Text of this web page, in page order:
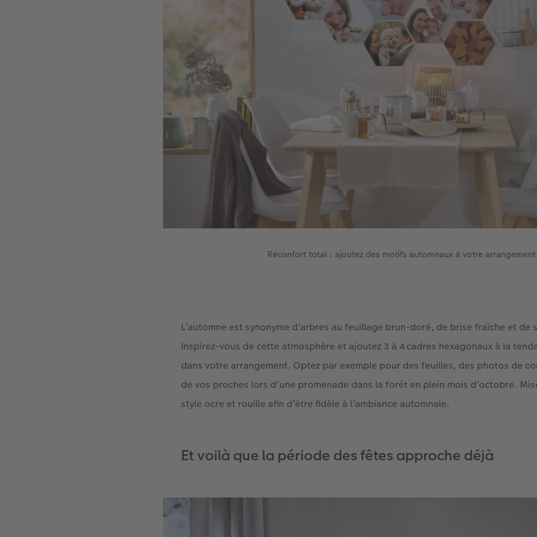
Réconfort total : ajoutez des motifs automnaux à votre
L’automne est synonyme d’arbres au feuillage brun-doré, de brise fraîche et
Inspirez-vous de cette atmosphère et ajoutez 3 à 4 cadres hexagonaux à la
dans votre arrangement. Optez par exemple pour des feuilles, des photos de
de vos proches lors d’une promenade dans la forêt en plein mois d’octobre.
style ocre et rouille afin d’être fidèle à l’ambiance automnale.
Et voilà que la période des fêtes approche déjà